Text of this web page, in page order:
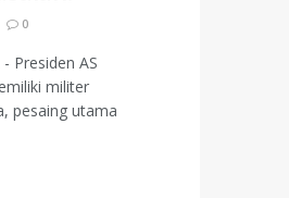
0
Presiden AS
militer
pesaing utama